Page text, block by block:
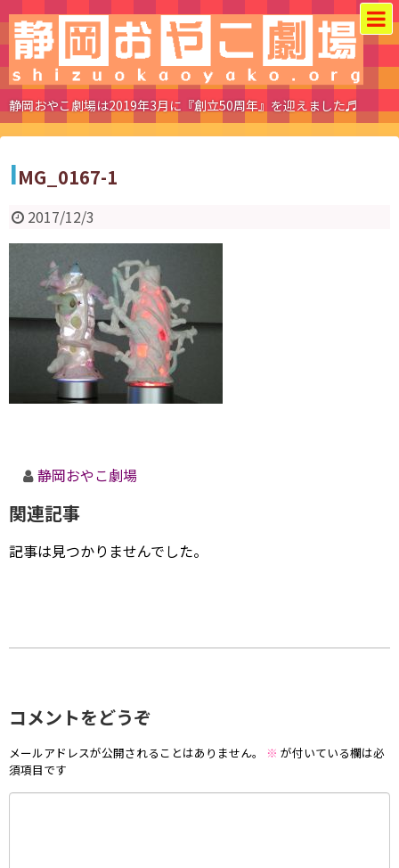
静岡おやこ劇場は2019年3月に『創立50周年』を迎えました♬
IMG_0167-1
2017/12/3
静岡おやこ劇場
関連記事
記事は見つかりませんでした。
コメントをどうぞ
メールアドレスが公開されることはありません。 ※ が付いている欄は必
須項目です